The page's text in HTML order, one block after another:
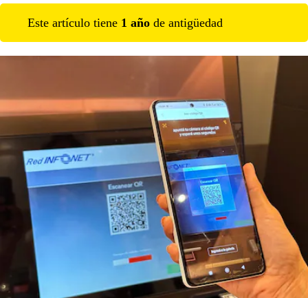
Este artículo tiene 1 año de antigüedad